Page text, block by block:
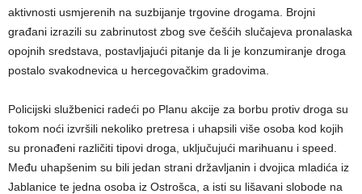
aktivnosti usmjerenih na suzbijanje trgovine drogama. Brojni
građani izrazili su zabrinutost zbog sve češćih slučajeva pronalaska
opojnih sredstava, postavljajući pitanje da li je konzumiranje droga
postalo svakodnevica u hercegovačkim gradovima.
Policijski službenici radeći po Planu akcije za borbu protiv droga su
tokom noći izvršili nekoliko pretresa i uhapsili više osoba kod kojih
su pronađeni različiti tipovi droga, uključujući marihuanu i speed.
Među uhapšenim su bili jedan strani državljanin i dvojica mladića iz
Jablanice te jedna osoba iz Ostrošca, a isti su lišavani slobode na